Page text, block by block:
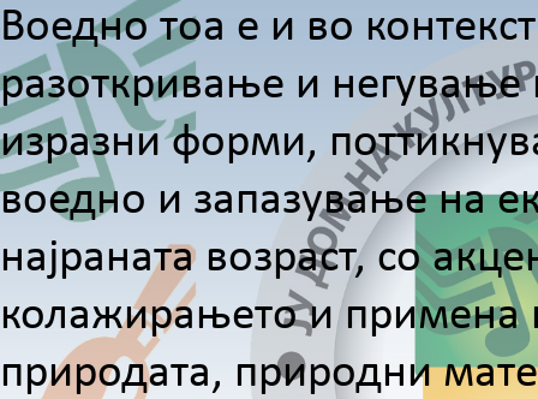
Воедно тоа е и во
разоткривање и негување
изразни форми,
воедно и запазување на
најраната возраст, со
колажирањето и примена
природата, природни